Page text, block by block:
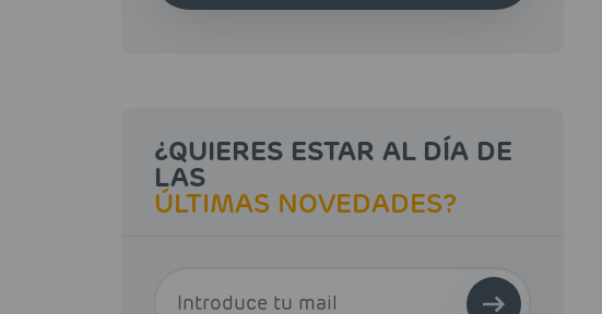
¿QUIERES ESTAR AL DÍA DE
LAS
ÚLTIMAS NOVEDADES?